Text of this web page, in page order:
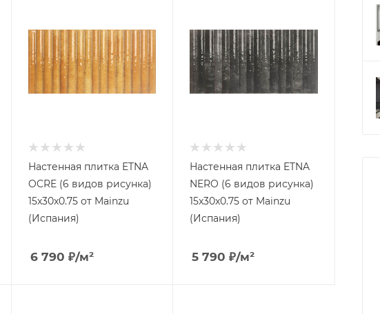
Настенная плитка ETNA
OCRE (6 видов рисунка)
15x30x0.75 от Mainzu
(Испания)
6 790 ₽/м²
Настенная плитка ETNA
NERO (6 видов рисунка)
15x30x0.75 от Mainzu
(Испания)
5 790 ₽/м²